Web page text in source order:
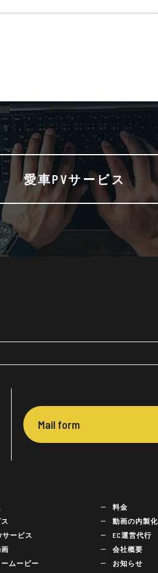
愛車PVサービス
Mail form
サービス
ームービー
料金
動画の内製化
EC運営代行
会社概要
お知らせ